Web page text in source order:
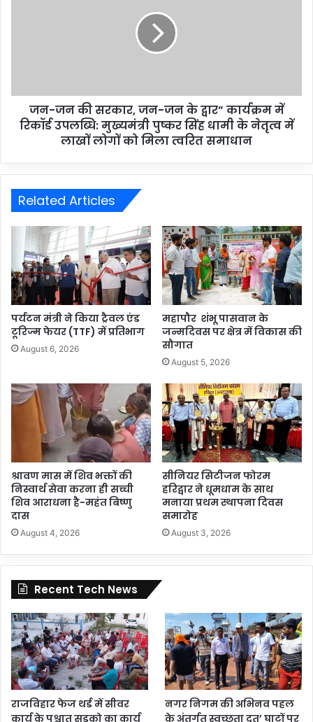
जन-जन की सरकार, जन-जन के द्वार” कार्यक्रम में
रिकॉर्ड उपलब्धि: मुख्यमंत्री पुष्कर सिंह धामी के नेतृत्व में
लाखों लोगों को मिला त्वरित समाधान
Related Articles
पर्यटन मंत्री ने किया ट्रैवल एंड
टूरिज्म फेयर (TTF) में प्रतिभाग
August 6, 2026
महापौर शंभू पासवान के
जन्मदिवस पर क्षेत्र में विकास की
सौगात
August 5, 2026
श्रावण मास में शिव भक्तों की
निस्वार्थ सेवा करना ही सच्ची
शिव आराधना है-महंत बिष्णु
दास
August 4, 2026
सीनियर सिटीजन फोरम
हरिद्वार ने धूमधाम के साथ
मनाया प्रथम स्थापना दिवस
समारोह
August 3, 2026
Recent Tech News
राजविहार फेज थर्ड में सीवर
कार्य के पश्चात् सड़को का कार्य
नगर निगम की अभिनव पहल
के अंतर्गत स्वच्छता दूत’ घाटों पर